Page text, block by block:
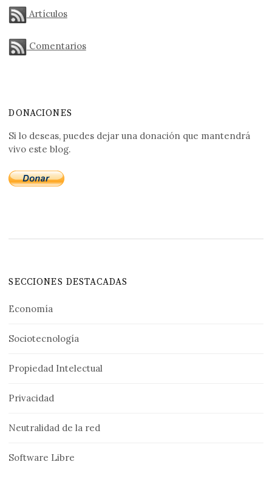
Artículos
Comentarios
DONACIONES
Si lo deseas, puedes dejar una donación que mantendrá
vivo este blog.
SECCIONES DESTACADAS
Economía
Sociotecnología
Propiedad Intelectual
Privacidad
Neutralidad de la red
Software Libre